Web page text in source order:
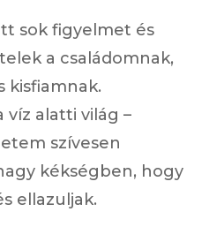
sok figyelmet és
a családomnak,
kisfiamnak.
víz alatti világ –
szívesen
kékségben, hogy
ellazuljak.